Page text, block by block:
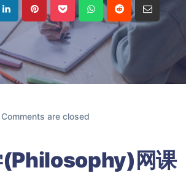
Comments are closed
(Philosophy)网课